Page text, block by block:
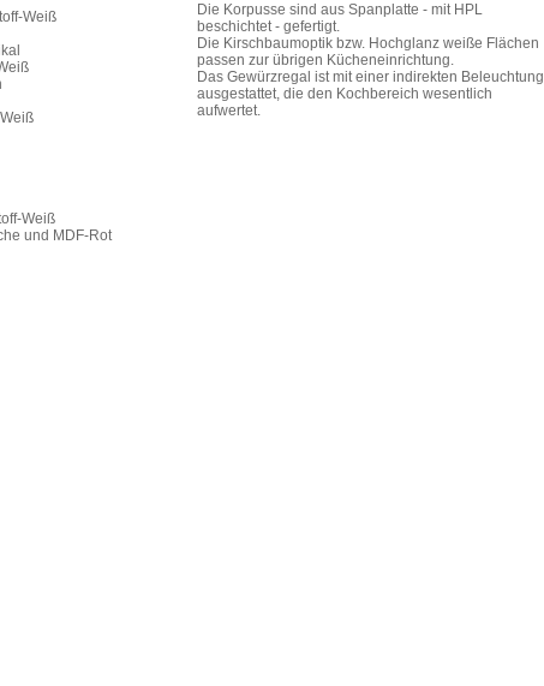
Weiß
Weiß
und MDF-Rot
Die Korpusse sind aus Spanplatte - mit HPL
beschichtet - gefertigt.
Die Kirschbaumoptik bzw. Hochglanz weiße Flächen
passen zur übrigen Kücheneinrichtung.
Das Gewürzregal ist mit einer indirekten Beleuchtung
ausgestattet, die den Kochbereich wesentlich
aufwertet.